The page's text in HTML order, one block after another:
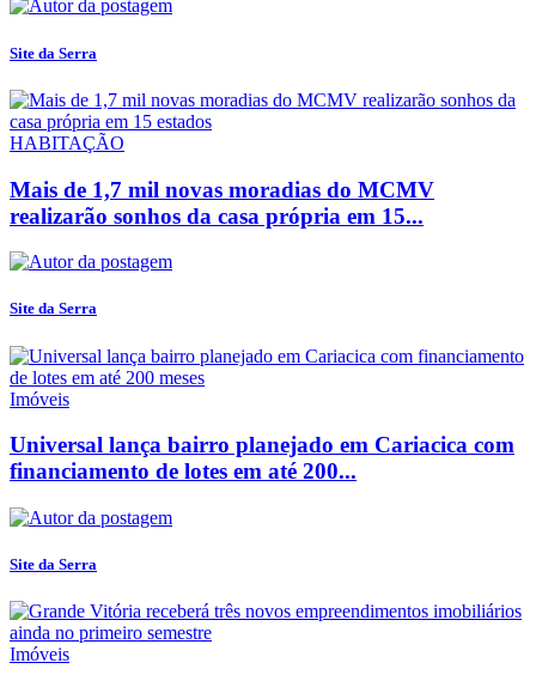
Site da Serra
HABITAÇÃO
Mais de 1,7 mil novas moradias do MCMV
realizarão sonhos da casa própria em 15...
Site da Serra
Imóveis
Universal lança bairro planejado em Cariacica com
financiamento de lotes em até 200...
Site da Serra
Imóveis